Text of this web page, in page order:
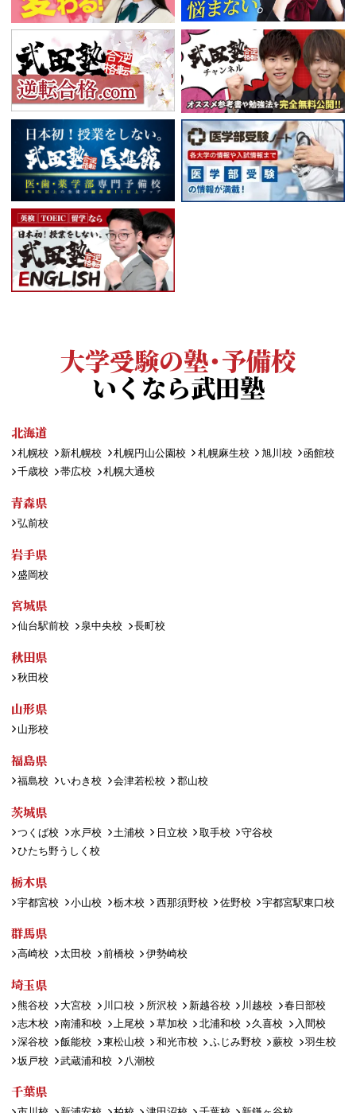
大学受験の塾・予備校
いくなら武田塾
北海道
札幌校 新札幌校 札幌円山公園校 札幌麻生校 旭川校
函館校
千歳校
帯広校 札幌大通校
青森県
弘前校
岩手県
盛岡校
宮城県
仙台駅前校 泉中央校 長町校
秋田県
秋田校
山形県
山形校
福島県
福島校 いわき校 会津若松校 郡山校
茨城県
つくば校 水戸校 土浦校 日立校 取手校
守谷校
ひたち野うしく校
栃木県
宇都宮校 小山校 栃木校 西那須野校 佐野校 宇都宮駅東口校
群馬県
高崎校 太田校 前橋校 伊勢崎校
埼玉県
熊谷校 大宮校 川口校 所沢校 新越谷校 川越校
春日部校
志木校
南浦和校 上尾校 草加校 北浦和校 久喜校
入間校
深谷校
飯能校 東松山校 和光市校 ふじみ野校 蕨校
羽生校
坂戸校
武蔵浦和校 八潮校
千葉県